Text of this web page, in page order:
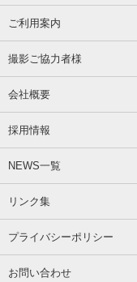
ご利用案内
撮影ご協力者様
会社概要
採用情報
NEWS一覧
リンク集
プライバシーポリシー
お問い合わせ